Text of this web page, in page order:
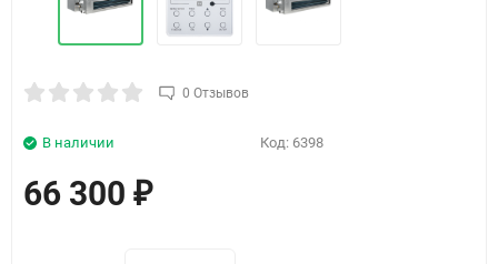
0 Отзывов
Код: 6398
В наличии
66 300 ₽